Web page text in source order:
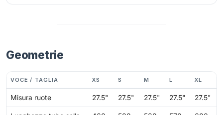
Geometrie
VOCE / TAGLIA XS S M L XL
Misura ruote 27.5" 27.5" 27.5" 27.5" 27.5"